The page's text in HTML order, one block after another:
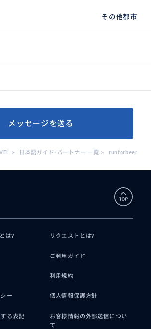
その他都市
メッセージを送る
> 日本語ガイド･パートナー 一覧 > runforbeer
は? リクエストとは?
ご利用ガイド
利用規約
ー 個人情報保護方針
る表記
お客様情報の外部送信につい
て